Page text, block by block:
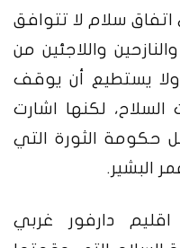
اتفاق سلام لا تتوافق
واللاجئين من
يستطيع أن يوقف
لكنها اشارت
حكومة الثورة التي
البشير.
دارفور غربي